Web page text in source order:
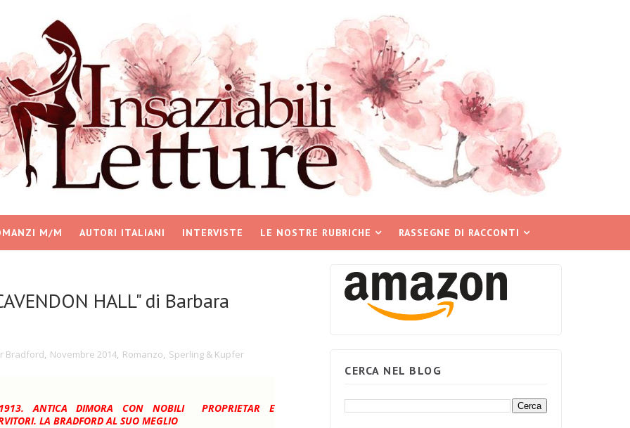
M/M AUTORI ITALIANI INTERVISTE LE NOSTRE RUBRICHE RASSEGNE DI RACCONTI
HALL" di Barbara
Bradford, Novembre 2014, Romanzo, Sperling & Kupfer
1913. ANTICA DIMORA CON NOBILI PROPRIETAR E
LA BRADFORD AL SUO MEGLIO
CERCA NEL BLOG